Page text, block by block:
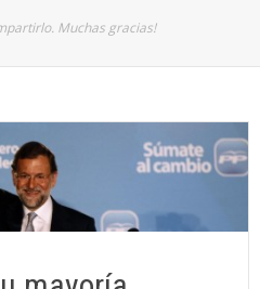
Muchas gracias!